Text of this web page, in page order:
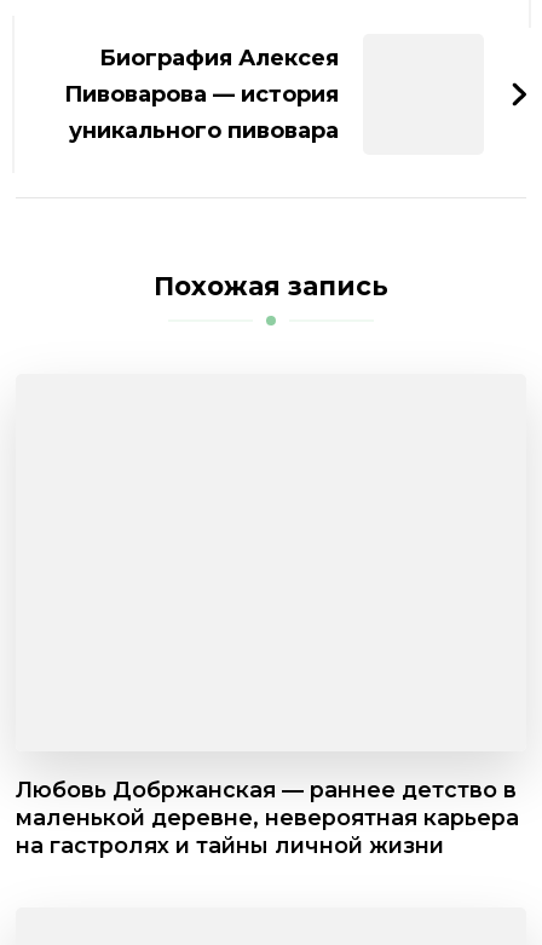
Биография Алексея
Пивоварова — история
уникального пивовара
Похожая запись
Любовь Добржанская — раннее детство в
маленькой деревне, невероятная карьера
на гастролях и тайны личной жизни